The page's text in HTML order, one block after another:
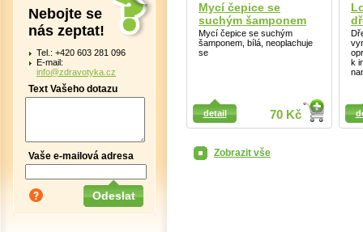
Nebojte se
nás zeptat!
Tel.: +420 603 281 096
E-mail:
info@zdravotyka.cz
Text Vašeho dotazu
Vaše e-mailová adresa
Mycí čepice se
suchým šamponem
Mycí čepice se suchým
šamponem, bílá, neoplachuje
se
70 Kč
detail
k
Detail
Zobrazit vše